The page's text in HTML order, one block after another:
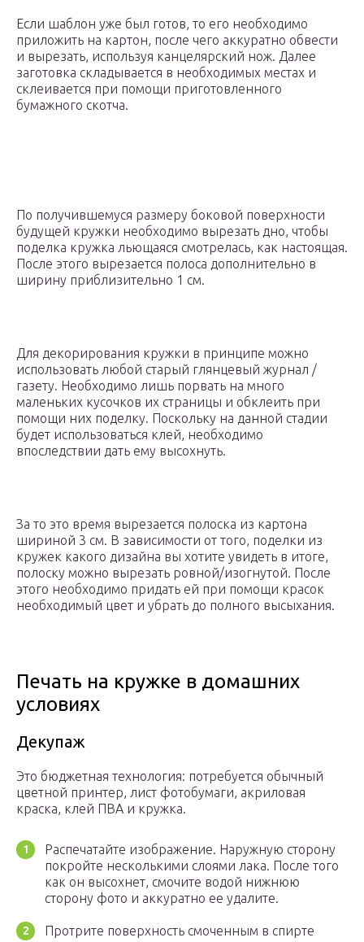
Если шаблон уже был готов, то его необходимо
приложить на картон, после чего аккуратно обвести
и вырезать, используя канцелярский нож. Далее
заготовка складывается в необходимых местах и
склеивается при помощи приготовленного
бумажного скотча.
По получившемуся размеру боковой поверхности
будущей кружки необходимо вырезать дно, чтобы
поделка кружка льющаяся смотрелась, как настоящая.
После этого вырезается полоса дополнительно в
ширину приблизительно 1 см.
Для декорирования кружки в принципе можно
использовать любой старый глянцевый журнал /
газету. Необходимо лишь порвать на много
маленьких кусочков их страницы и обклеить при
помощи них поделку. Поскольку на данной стадии
будет использоваться клей, необходимо
впоследствии дать ему высохнуть.
За то это время вырезается полоска из картона
шириной 3 см. В зависимости от того, поделки из
кружек какого дизайна вы хотите увидеть в итоге,
полоску можно вырезать ровной/изогнутой. После
этого необходимо придать ей при помощи красок
необходимый цвет и убрать до полного высыхания.
Печать на кружке в домашних
условиях
Декупаж
Это бюджетная технология: потребуется обычный
цветной принтер, лист фотобумаги, акриловая
краска, клей ПВА и кружка.
Распечатайте изображение. Наружную сторону
покройте несколькими слоями лака. После того
как он высохнет, смочите водой нижнюю
сторону фото и аккуратно ее удалите.
Протрите поверхность смоченным в спирте